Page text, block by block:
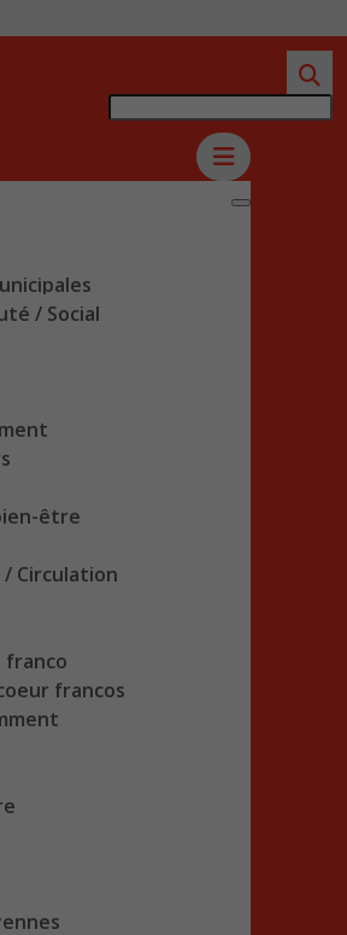
/ Social
être
Circulation
franco
francos